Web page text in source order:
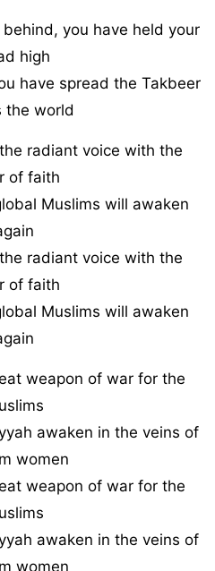
you have held your
high
have spread the Takbeer
the world
radiant voice with the
of faith
Muslims will awaken
radiant voice with the
of faith
Muslims will awaken
weapon of war for the
awaken in the veins of
women
weapon of war for the
awaken in the veins of
women